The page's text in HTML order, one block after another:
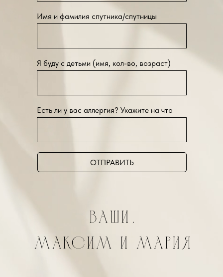
Имя и фамилия спутника/спутницы
Я буду с детьми (имя, кол-во, возраст)
Есть ли у вас аллергия? Укажите на что
ОТПРАВИТЬ
Ваши,
Максим и Мария